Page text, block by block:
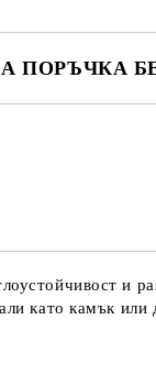
ПОРЪЧКА
и
като камък